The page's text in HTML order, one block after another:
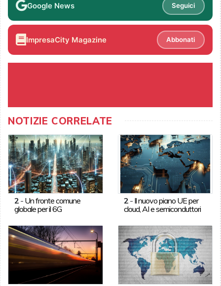
Google News Seguici
ImpresaCity Magazine Abbonati
NOTIZIE CORRELATE
2- Un fronte comune
globale per il 6G
2 - Il nuovo piano UE per
cloud, AI e semiconduttori